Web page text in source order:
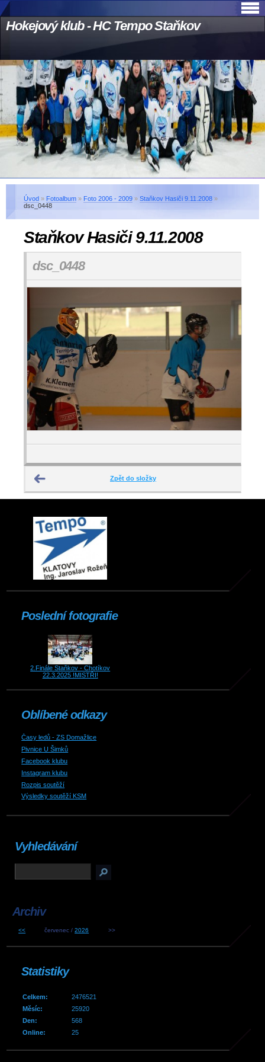
Hokejový klub - HC Tempo Staňkov
Úvod » Fotoalbum » Foto 2006 - 2009 » Staňkov Hasiči 9.11.2008 »
dsc_0448
Staňkov Hasiči 9.11.2008
dsc_0448
Zpět do složky
Poslední fotografie
2.Finále Staňkov - Chotíkov
22.3.2025 !MISTŘI!
Oblíbené odkazy
Časy ledů - ZS Domažlice
Pivnice U Šimků
Facebook klubu
Instagram klubu
Rozpis soutěží
Výsledky soutěží KSM
Vyhledávání
Archiv
<< červenec /2026 >>
Statistiky
Online: 25
Celkem:
2476521
Měsíc:
25920
Den:
568